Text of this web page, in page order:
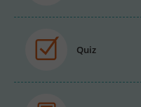
Quiz